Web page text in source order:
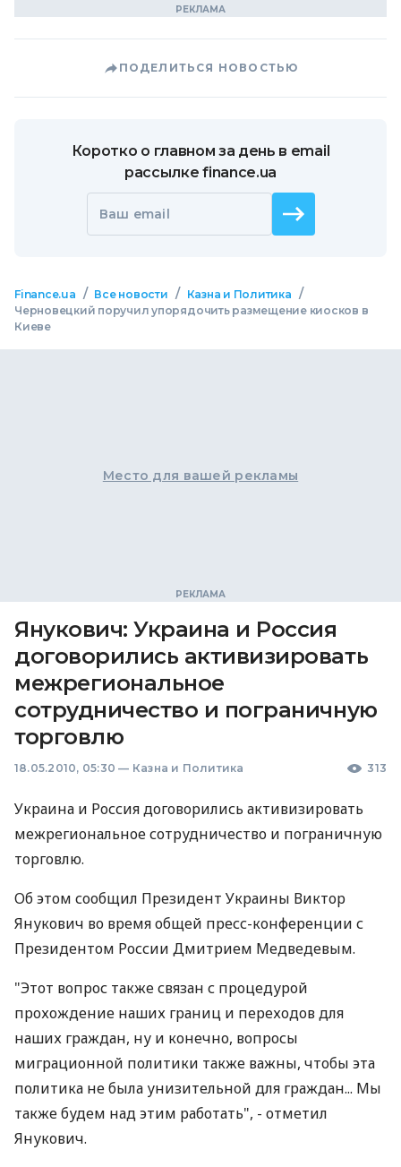
ПОДЕЛИТЬСЯ НОВОСТЬЮ
Коротко о главном за день в email
рассылке finance.ua
Ваш email
Finance.ua / Все новости / Казна и Политика /
Черновецкий поручил упорядочить размещение киосков в
Киеве
Место для вашей рекламы
Янукович: Украина и Россия
договорились активизировать
межрегиональное
сотрудничество и пограничную
торговлю
18.05.2010, 05:30 — Казна и Политика 313
Украина и Россия договорились активизировать
межрегиональное сотрудничество и пограничную
торговлю.
Об этом сообщил Президент Украины Виктор
Янукович во время общей пресс-конференции с
Президентом России Дмитрием Медведевым.
"Этот вопрос также связан с процедурой
прохождение наших границ и переходов для
наших граждан, ну и конечно, вопросы
миграционной политики также важны, чтобы эта
политика не была унизительной для граждан... Мы
также будем над этим работать", - отметил
Янукович.